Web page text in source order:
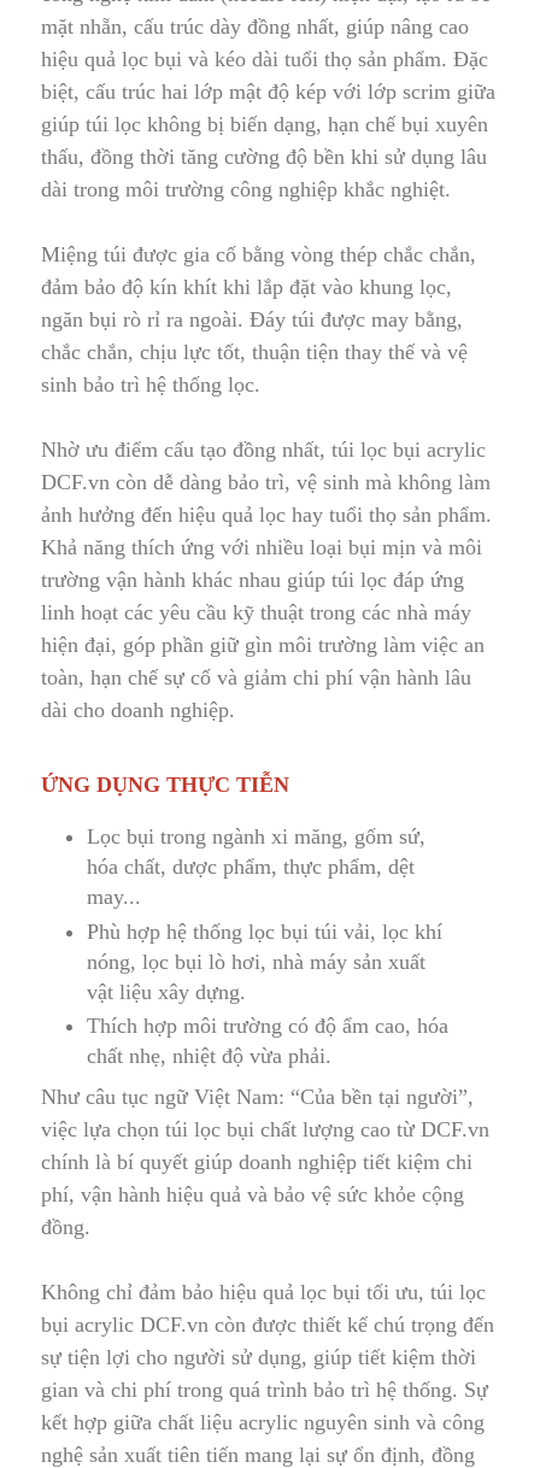
mặt nhẵn, cấu trúc dày đồng nhất, giúp nâng cao
hiệu quả lọc bụi và kéo dài tuổi thọ sản phẩm. Đặc
biệt, cấu trúc hai lớp mật độ kép với lớp scrim giữa
giúp túi lọc không bị biến dạng, hạn chế bụi xuyên
thấu, đồng thời tăng cường độ bền khi sử dụng lâu
dài trong môi trường công nghiệp khắc nghiệt.
Miệng túi được gia cố bằng vòng thép chắc chắn,
đảm bảo độ kín khít khi lắp đặt vào khung lọc,
ngăn bụi rò rỉ ra ngoài. Đáy túi được may bằng,
chắc chắn, chịu lực tốt, thuận tiện thay thế và vệ
sinh bảo trì hệ thống lọc.
Nhờ ưu điểm cấu tạo đồng nhất, túi lọc bụi acrylic
DCF.vn còn dễ dàng bảo trì, vệ sinh mà không làm
ảnh hưởng đến hiệu quả lọc hay tuổi thọ sản phẩm.
Khả năng thích ứng với nhiều loại bụi mịn và môi
trường vận hành khác nhau giúp túi lọc đáp ứng
linh hoạt các yêu cầu kỹ thuật trong các nhà máy
hiện đại, góp phần giữ gìn môi trường làm việc an
toàn, hạn chế sự cố và giảm chi phí vận hành lâu
dài cho doanh nghiệp.
ỨNG DỤNG THỰC TIỄN
Lọc bụi trong ngành xi măng, gốm sứ,
hóa chất, dược phẩm, thực phẩm, dệt
may...
Phù hợp hệ thống lọc bụi túi vải, lọc khí
nóng, lọc bụi lò hơi, nhà máy sản xuất
vật liệu xây dựng.
Thích hợp môi trường có độ ẩm cao, hóa
chất nhẹ, nhiệt độ vừa phải.
Như câu tục ngữ Việt Nam: “Của bền tại người”,
việc lựa chọn túi lọc bụi chất lượng cao từ DCF.vn
chính là bí quyết giúp doanh nghiệp tiết kiệm chi
phí, vận hành hiệu quả và bảo vệ sức khỏe cộng
đồng.
Không chỉ đảm bảo hiệu quả lọc bụi tối ưu, túi lọc
bụi acrylic DCF.vn còn được thiết kế chú trọng đến
sự tiện lợi cho người sử dụng, giúp tiết kiệm thời
gian và chi phí trong quá trình bảo trì hệ thống. Sự
kết hợp giữa chất liệu acrylic nguyên sinh và công
nghệ sản xuất tiên tiến mang lại sự ổn định, đồng